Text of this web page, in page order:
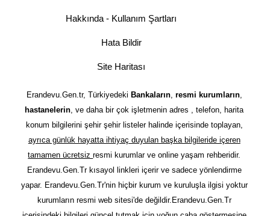
Hakkında - Kullanım Şartları
Hata Bildir
Site Haritası
Erandevu.Gen.tr, Türkiyedeki Bankaların, resmi kurumların,
hastanelerin, ve daha bir çok işletmenin adres , telefon, harita
konum bilgilerini şehir şehir listeler halinde içerisinde toplayan,
ayrıca günlük hayatta ihtiyaç duyulan başka bilgileride içeren
tamamen ücretsizresmi kurumlar ve online yaşam rehberidir.
Erandevu.Gen.Tr kısayol linkleri içerir ve sadece yönlendirme
yapar. Erandevu.Gen.Tr'nin hiçbir kurum ve kuruluşla ilgisi yoktur
kurumların resmi web sitesi'de değildir.Erandevu.Gen.Tr